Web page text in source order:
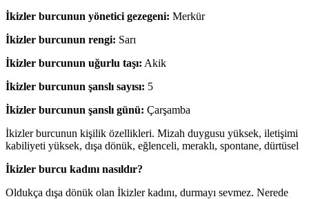
İkizler burcunun yönetici gezegeni: Merkür
İkizler burcunun rengi: Sarı
İkizler burcunun uğurlu taşı: Akik
İkizler burcunun şanslı sayısı: 5
İkizler burcunun şanslı günü: Çarşamba
İkizler burcunun kişilik özellikleri. Mizah duygusu yüksek, iletişimi
kabiliyeti yüksek, dışa dönük, eğlenceli, meraklı, spontane, dürtüsel
İkizler burcu kadını nasıldır?
Oldukça dışa dönük olan İkizler kadını, durmayı sevmez. Nerede